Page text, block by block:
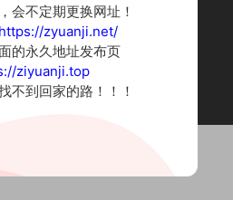
自网络收集整理，仅作个人学习使用。
内容请联系删除
© 2022 资源集
会不定期更换网址！
https://zyuanji.net/
的永久地址发布页
ziyuanji.top
不到回家的路！！！